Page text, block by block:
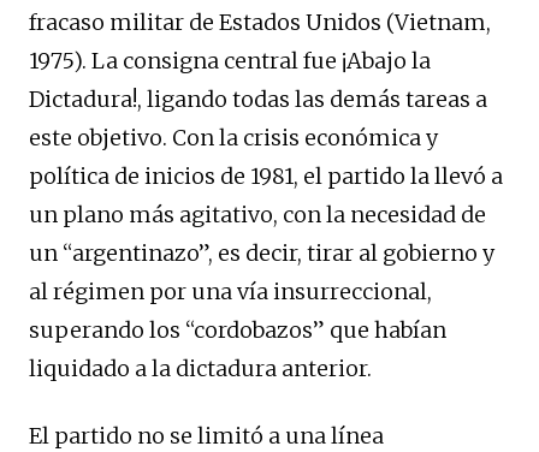
fracaso militar de Estados Unidos (Vietnam,
1975). La consigna central fue ¡Abajo la
Dictadura!, ligando todas las demás tareas a
este objetivo. Con la crisis económica y
política de inicios de 1981, el partido la llevó a
un plano más agitativo, con la necesidad de
un “argentinazo”, es decir, tirar al gobierno y
al régimen por una vía insurreccional,
superando los “cordobazos” que habían
liquidado a la dictadura anterior.
El partido no se limitó a una línea